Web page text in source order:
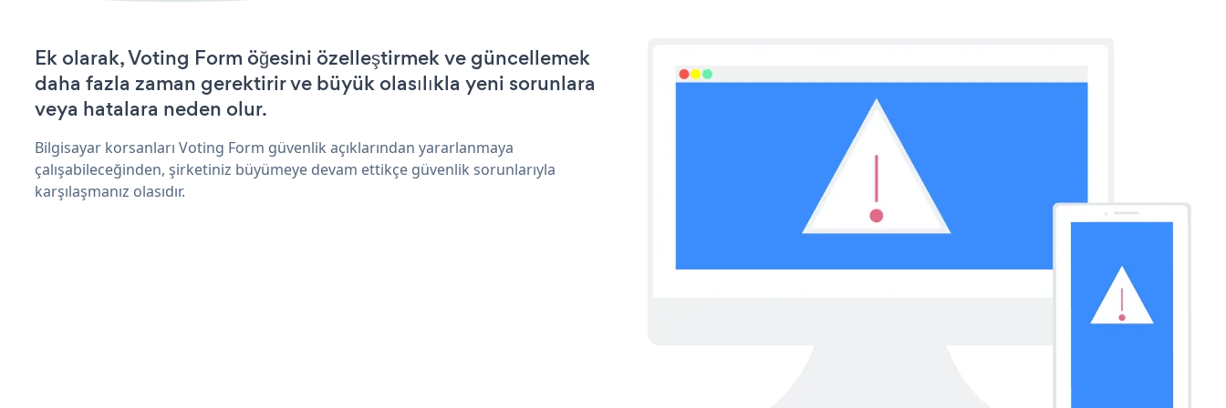
Ek olarak, Voting Form öğesini özelleştirmek ve güncellemek
daha fazla zaman gerektirir ve büyük olasılıkla yeni sorunlara
veya hatalara neden olur.
Bilgisayar korsanları Voting Form güvenlik açıklarından yararlanmaya
çalışabileceğinden, şirketiniz büyümeye devam ettikçe güvenlik sorunlarıyla
karşılaşmanız olasıdır.